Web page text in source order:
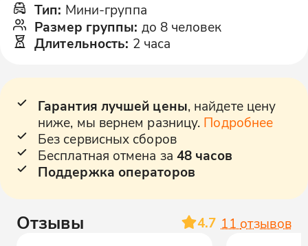
Тип: Мини-группа
Размер группы: до 8 человек
Длительность: 2 часа
Гарантия лучшей цены, найдете цену
ниже, мы вернем разницу. Подробнее
Без сервисных сборов
Бесплатная отмена за 48 часов
Поддержка операторов
Отзывы 4.7 11 отзывов